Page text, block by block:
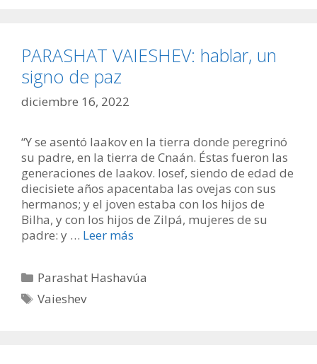
PARASHAT VAIESHEV: hablar, un
signo de paz
diciembre 16, 2022
“Y se asentó Iaakov en la tierra donde peregrinó
su padre, en la tierra de Cnaán. Éstas fueron las
generaciones de Iaakov. Iosef, siendo de edad de
diecisiete años apacentaba las ovejas con sus
hermanos; y el joven estaba con los hijos de
Bilha, y con los hijos de Zilpá, mujeres de su
padre: y … Leer más
Categorías
Parashat Hashavúa
Etiquetas
Vaieshev